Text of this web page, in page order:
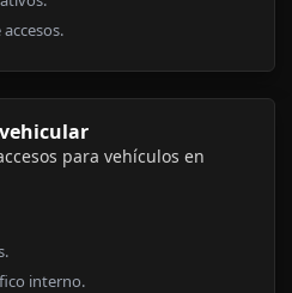
para vehículos en
interno.